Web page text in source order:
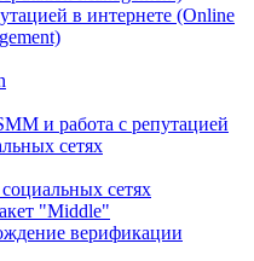
в интернете (Online
и работа с репутацией
сетях
сетях
"Middle"
верификации